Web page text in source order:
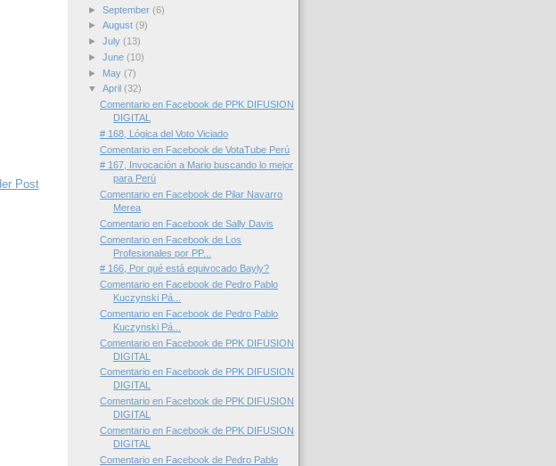
Post
► September (6)
► August (9)
► July (13)
► June (10)
►
May (7)
▼ April (32)
Comentario en Facebook de PPK DIFUSION
DIGITAL
# 168, Lógica del Voto Viciado
Comentario en Facebook de VotaTube Perú
# 167, Invocación a Mario buscando lo mejor
para Perú
Comentario en Facebook de Pilar Navarro
Merea
Comentario en Facebook de Sally Davis
Comentario en Facebook de Los
Profesionales por PP...
# 166, Por qué está equivocado Bayly?
Comentario en Facebook de Pedro Pablo
Kuczynski Pá...
Comentario en Facebook de Pedro Pablo
Kuczynski Pá...
Comentario en Facebook de PPK DIFUSION
DIGITAL
Comentario en Facebook de PPK DIFUSION
DIGITAL
Comentario en Facebook de PPK DIFUSION
DIGITAL
Comentario en Facebook de PPK DIFUSION
DIGITAL
Comentario en Facebook de Pedro Pablo